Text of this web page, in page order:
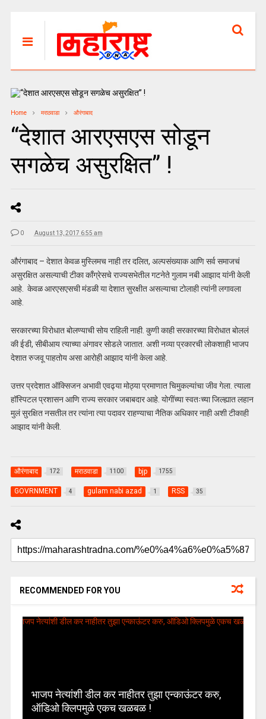
Home मराठवाडा औरंगाबाद
“देशात आरएसएस सोडून
सगळेच असुरक्षित” !
0 August 13, 2017 6:55 am
औरंगाबाद – देशात केवळ मुस्लिमच नाही तर दलित, अल्पसंख्याक आणि सर्व समाजचं
असुरक्षित असल्याची टीका काँग्रेसचे राज्यसभेतील गटनेते गुलाम नबी आझाद यांनी केली
आहे. केवळ आरएसएसची मंडळी या देशात सुरक्षीत असल्याचा टोलाही त्यांनी लगावला
आहे.
सरकारच्या विरोधात बोलण्याची सोय राहिली नाही. कुणी काही सरकारच्या विरोधात बोललं
की ईडी, सीबीआय त्याच्या अंगावर सोडले जातात. अशी नव्या प्रकारची लोकशाही भाजप
देशात रुजवू पाहतोय असा आरोही आझाद यांनी केला आहे.
उत्तर प्रदेशात ऑक्सिजन अभावी एवढ्या मोठ्या प्रमाणात चिमुकल्यांचा जीव गेला. त्याला
हॉस्पिटल प्रशासन आणि राज्य सरकार जबाबदार आहे. योगींच्या स्वतःच्या जिल्ह्यात लहान
मुलं सुरक्षित नसतील तर त्यांना त्या पदावर राहण्याचा नैतिक अधिकार नाही अशी टीकाही
आझाद यांनी केली.
औरंगाबाद 172 मराठवाडा 1100 bjp 1755
GOVRNMENT 4 gulam nabi azad 1 RSS 35
RECOMMENDED FOR YOU
भाजप नेत्यांशी डील कर नाहीतर तुझा एन्काऊंटर करु,
ऑडिओ क्लिपमुळे एकच खळबळ !